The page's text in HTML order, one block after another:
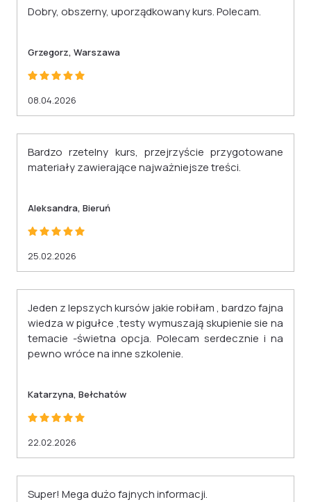
Dobry, obszerny, uporządkowany kurs. Polecam.
Grzegorz, Warszawa
08.04.2026
Bardzo rzetelny kurs, przejrzyście przygotowane
materiały zawierające najważniejsze treści.
Aleksandra, Bieruń
25.02.2026
Jeden z lepszych kursów jakie robiłam , bardzo fajna
wiedza w pigułce ,testy wymuszają skupienie sie na
temacie -świetna opcja. Polecam serdecznie i na
pewno wróce na inne szkolenie.
Katarzyna, Bełchatów
22.02.2026
Super! Mega dużo fajnych informacji.